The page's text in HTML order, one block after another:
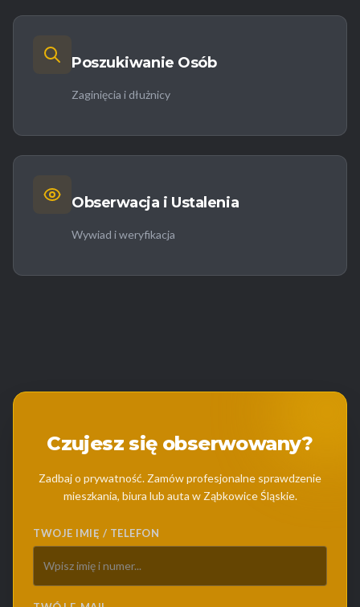
Poszukiwanie Osób
Zaginięcia i dłużnicy
Obserwacja i Ustalenia
Wywiad i weryfikacja
Czujesz się obserwowany?
Zadbaj o prywatność. Zamów profesjonalne sprawdzenie
mieszkania, biura lub auta w Ząbkowice Śląskie.
TWOJE IMIĘ / TELEFON